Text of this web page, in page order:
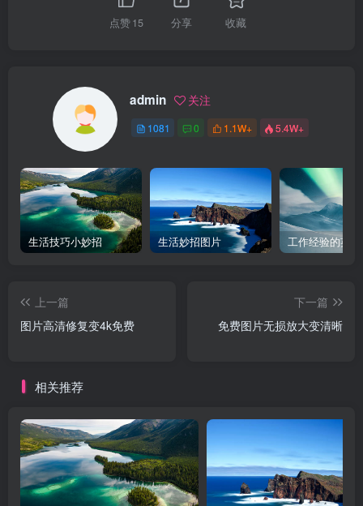
点赞15 分享 收藏
admin 关注
1081 0 1.1W+ 5.4W+
生活技巧小妙招 生活妙招图片 工作经验的英
上一篇
图片高清修复变4k免费
下一篇
免费图片无损放大变清晰
相关推荐